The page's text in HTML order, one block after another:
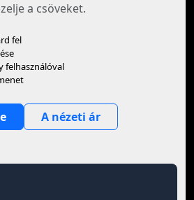
a csöveket.
fel
felhasználóval
A nézeti ár